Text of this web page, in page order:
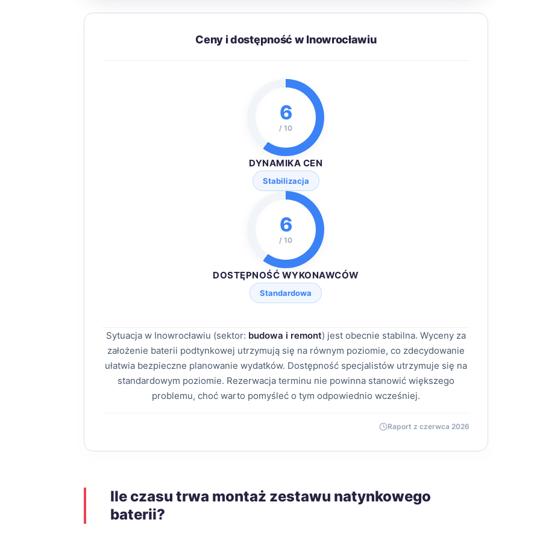
Ceny i dostępność w Inowrocławiu
6
/ 10
DYNAMIKA CEN
Stabilizacja
6
/ 10
DOSTĘPNOŚĆ WYKONAWCÓW
Standardowa
Sytuacja w Inowrocławiu (sektor: budowa i remont) jest obecnie stabilna. Wyceny za
założenie baterii podtynkowej utrzymują się na równym poziomie, co zdecydowanie
ułatwia bezpieczne planowanie wydatków. Dostępność specjalistów utrzymuje się na
standardowym poziomie. Rezerwacja terminu nie powinna stanowić większego
problemu, choć warto pomyśleć o tym odpowiednio wcześniej.
Raport z czerwca 2026
Ile czasu trwa montaż zestawu natynkowego
baterii?